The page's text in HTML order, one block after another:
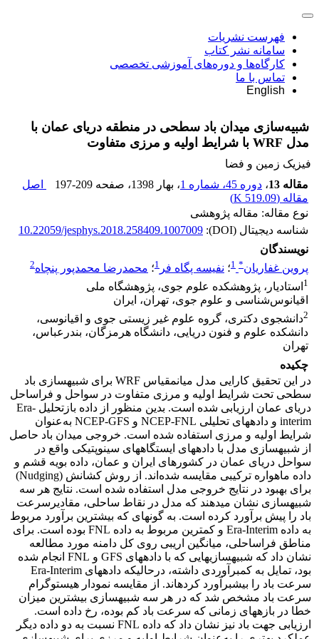
فهرست نشریات
سامانه نشر کتاب
کارگاه‌ها و دوره‌های آموزشی تخصصی
تماس با ما
English
شبیه‌سازی میدان باد سطحی در منطقه دریای عمان با
مدل WRF با شرایط اولیه و مرزی متفاوت
فیزیک زمین و فضا
مقاله 13
، دوره 45، شماره 1 ، بهار 1398 ، صفحه 197-209
اصل
مقاله (519.09 K
)
نوع مقاله: مقاله پژوهشی
شناسه دیجیتال (DOI):
10.22059/jesphys.2018.258409.1007009
نویسندگان
پروین غفاریان*
1؛ نفیسه پگاه فر 1؛ محمدرضا محمدپور پنچاه2
1 استادیار، پژوهشکده علوم جوی، پژوهشگاه ملی
اقیانوس‌شناسی و علوم جوی، تهران، ایران
2دانشجوی دکتری، گروه علوم غیر زیستی جوی و اقیانوسی،
دانشکده علوم و فنون دریایی، دانشگاه هرمزگان، بندرعباس،
تهران
چکیده
در این تحقیق کارایی مدل میان­مقیاس WRF برای شبیه­سازی باد
سطحی تحت شرایط اولیه و مرزی متفاوت در سواحل و فراساحل
دریای عمان ارزیابی شده است. بدین منظور از داده بازتحلیل Era-
interim و داده­های تحلیلی NCEP-FNL و NCEP-GFS به‌عنوان
شرایط اولیه و مرزی استفاده شده است. خروجی میدان باد حاصل
از شبیه­سازی مدل با داده­های ایستگاه­های سینوپتیکی واقع در
سواحل دریای عمان در کشورهای ایران و عمان، داده بویه قشم و
داده ماهواره ترکیبی مقایسه شده‌اند. از روش کشانش (Nudging)
برای بهبود در نتایج خروجی مدل استفاده شده است. نتایج هر سه
شبیه­سازی نشان می­دهند که مدل در نقاط ساحلی، مقادیرسرعت
باد را پیش برآورد کرده است. به گونه­ای که بیشترین برآورد مربوط
به داده Era-Interim و کمترین مربوط به داده FNL بوده است. برای
مناطق فراساحلی، میانگین اریبی روی کل دامنه مورد مطالعه
نشان داد که شبیه­سازی­هایی که با داده­های GFS و FNL انجام شده
بود، تمایل به کم­برآوردی داشته، درحالی­که داده­های Era-Interim
سرعت باد را بیش­برآورد کرده­اند. از مقایسه نمودار هیستوگرام
سرعت باد مشخص شد که در هر سه شبیه­سازی بیشترین میزان
خطا در بازه­های زمانی که سرعت باد کم بوده، رخ داده است.
ارزیابی جهت باد نیز نشان داد که داده FNL نسبت به دو داده دیگر